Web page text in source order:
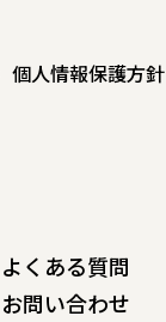
個人情報保護方針
よくある質問
お問い合わせ